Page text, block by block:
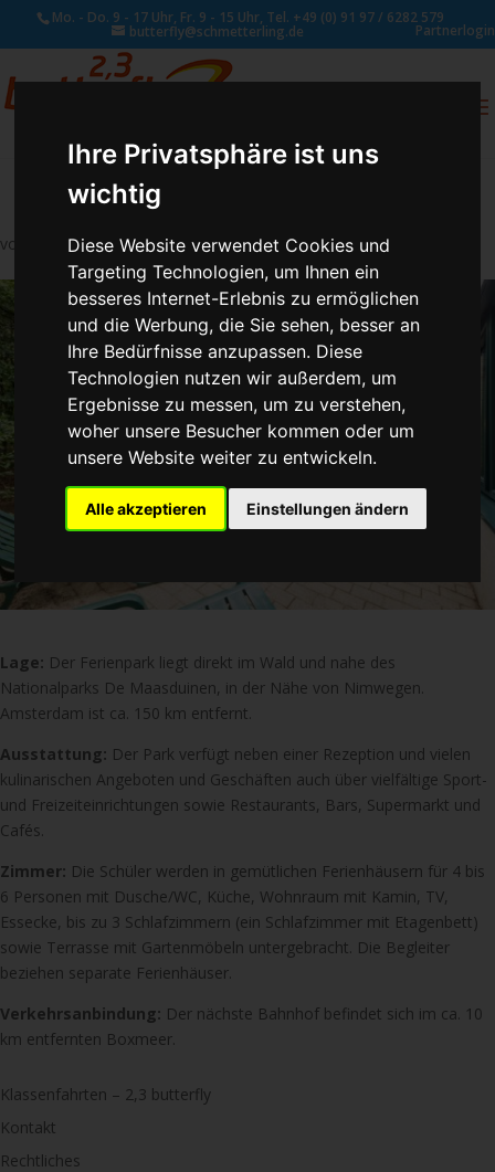
Ihre Privatsphäre ist uns
wichtig
Diese Website verwendet Cookies und
Targeting Technologien, um Ihnen ein
besseres Internet-Erlebnis zu ermöglichen
und die Werbung, die Sie sehen, besser an
Ihre Bedürfnisse anzupassen. Diese
Technologien nutzen wir außerdem, um
Ergebnisse zu messen, um zu verstehen,
woher unsere Besucher kommen oder um
unsere Website weiter zu entwickeln.
Alle akzeptieren Einstellungen ändern
Mo. - Do. 9 - 17 Uhr, Fr. 9 - 15 Uhr, Tel. +49 (0) 91 97 / 6282 579
butterfly@schmetterling.de Partnerlogin
von Susan Naumann|Sep. 18, 2023
Lage: Der Ferienpark liegt direkt im Wald und nahe des
Nationalparks De Maasduinen, in der Nähe von Nimwegen.
Amsterdam ist ca. 150 km entfernt.
Ausstattung: Der Park verfügt neben einer Rezeption und vielen
kulinarischen Angeboten und Geschäften auch über vielfältige Sport-
und Freizeiteinrichtungen sowie Restaurants, Bars, Supermarkt und
Cafés.
Zimmer: Die Schüler werden in gemütlichen Ferienhäusern für 4 bis
6 Personen mit Dusche/WC, Küche, Wohnraum mit Kamin, TV,
Essecke, bis zu 3 Schlafzimmern (ein Schlafzimmer mit Etagenbett)
sowie Terrasse mit Gartenmöbeln untergebracht. Die Begleiter
beziehen separate Ferienhäuser.
Verkehrsanbindung: Der nächste Bahnhof befindet sich im ca. 10
km entfernten Boxmeer.
Klassenfahrten – 2,3 butterfly
Kontakt
Rechtliches